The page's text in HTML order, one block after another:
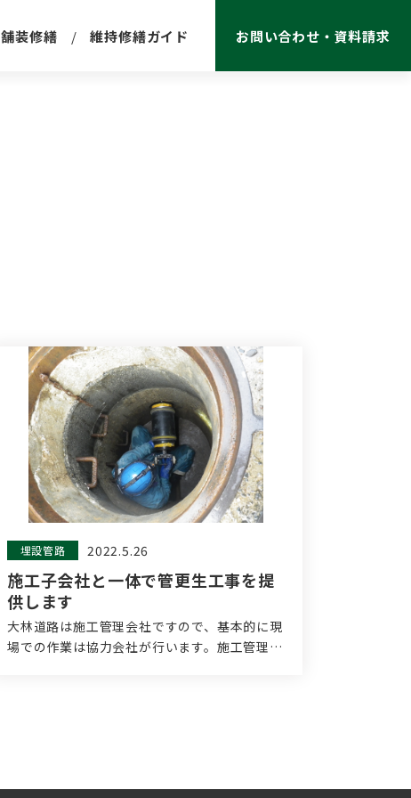
舗装修繕 維持修繕ガイド お問い合わせ・資料請求
埋設管路 2022.5.26
施工子会社と一体で管更生工事を提
供します
大林道路は施工管理会社ですので、基本的に現
場での作業は協力会社が行います。施工管理